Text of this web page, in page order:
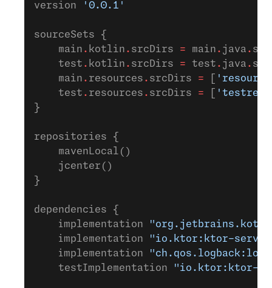
version
'0.0.1'
sourceSets {
    main
. kotlin . srcDirs = main . java .
    test
. kotlin . srcDirs = test . java .
    main
. resources . srcDirs =
    test
. resources . srcDirs =
}
repositories {
    mavenLocal()
    jcenter()
}
dependencies {
    implementation
    implementation
"io.ktor:ktor-
    implementation
    testImplementation
"io.ktor:ktor-